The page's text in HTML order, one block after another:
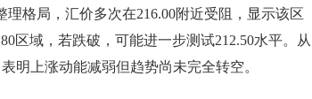
局，汇价多次在216.00附近受阻，显示该区
区域，若跌破，可能进一步测试212.50水平。从
明上涨动能减弱但趋势尚未完全转空。